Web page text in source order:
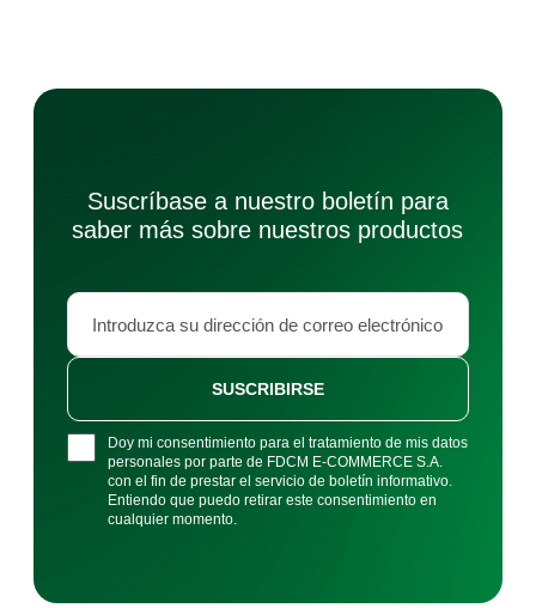
Suscríbase a nuestro boletín para
saber más sobre nuestros productos
Doy mi consentimiento para el tratamiento de mis datos
personales por parte de FDCM E-COMMERCE S.A.
con el fin de prestar el servicio de boletín informativo.
Entiendo que puedo retirar este consentimiento en
cualquier momento.
SUSCRIBIRSE